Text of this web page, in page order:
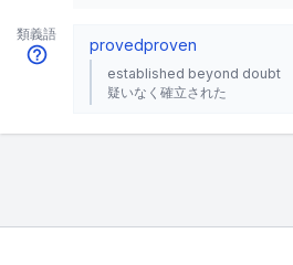
類義語
provedproven
established beyond doubt
疑いなく確立された